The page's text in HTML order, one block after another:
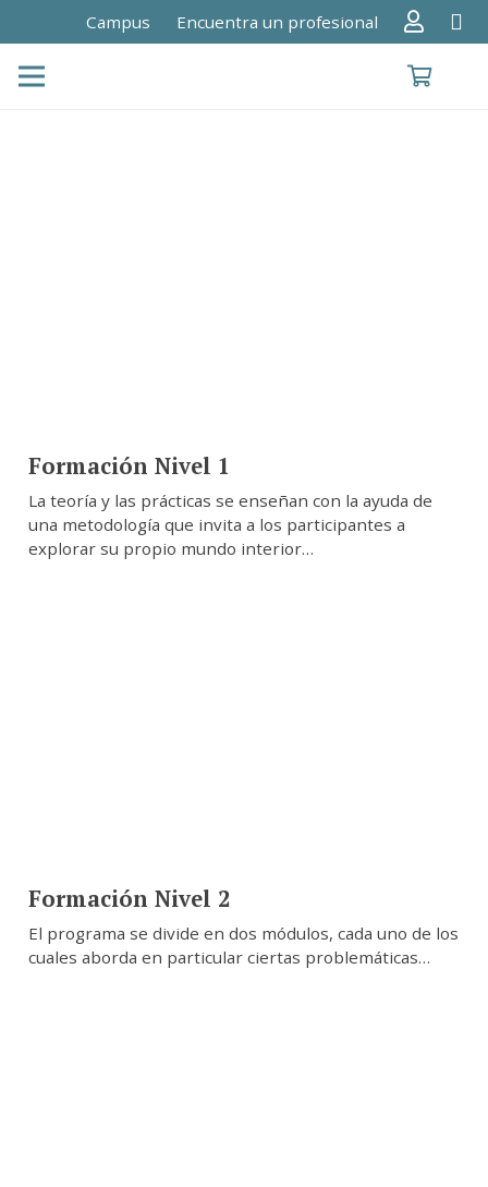
Campus Encuentra un profesional
Formación Nivel 1
La teoría y las prácticas se enseñan con la ayuda de
una metodología que invita a los participantes a
explorar su propio mundo interior…
Formación Nivel 2
El programa se divide en dos módulos, cada uno de los
cuales aborda en particular ciertas problemáticas…